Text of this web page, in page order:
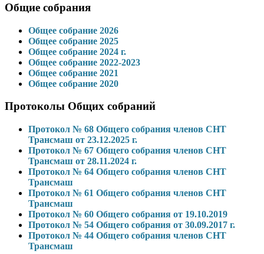
Общие собрания
Общее собрание 2026
Общее собрание 2025
Общее собрание 2024 г.
Общее собрание 2022-2023
Общее собрание 2021
Общее собрание 2020
Протоколы Общих собраний
Протокол № 68 Общего собрания членов СНТ
Трансмаш от 23.12.2025 г.
Протокол № 67 Общего собрания членов СНТ
Трансмаш от 28.11.2024 г.
Протокол № 64 Общего собрания членов СНТ
Трансмаш
Протокол № 61 Общего собрания членов СНТ
Трансмаш
Протокол № 60 Общего собрания от 19.10.2019
Протокол № 54 Общего собрания от 30.09.2017 г.
Протокол № 44 Общего собрания членов СНТ
Трансмаш